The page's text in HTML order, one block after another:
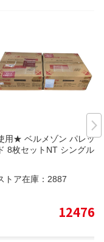
用★ ベルメゾン パレット
8枚セットNT シングル用
トア在庫： 2887
12476